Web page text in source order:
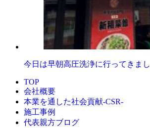
今日は早朝高圧洗浄に行ってきま
TOP
会社概要
本業を通した社会貢献-CSR-
施工事例
代表親方ブログ